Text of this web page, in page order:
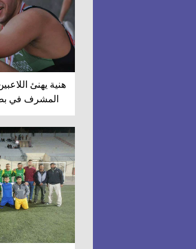
هنية يهنئ
المشرف في